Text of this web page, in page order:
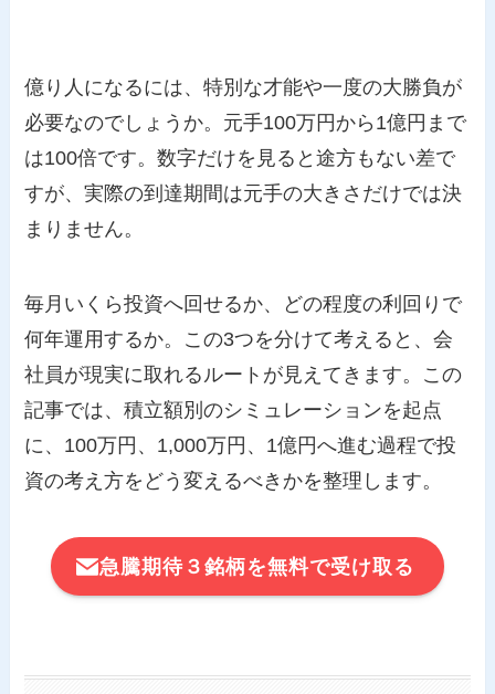
億り人になるには、特別な才能や一度の大勝負が
必要なのでしょうか。元手100万円から1億円まで
は100倍です。数字だけを見ると途方もない差で
すが、実際の到達期間は元手の大きさだけでは決
まりません。
毎月いくら投資へ回せるか、どの程度の利回りで
何年運用するか。この3つを分けて考えると、会
社員が現実に取れるルートが見えてきます。この
記事では、積立額別のシミュレーションを起点
に、100万円、1,000万円、1億円へ進む過程で投
資の考え方をどう変えるべきかを整理します。
急騰期待３銘柄を無料で受け取る